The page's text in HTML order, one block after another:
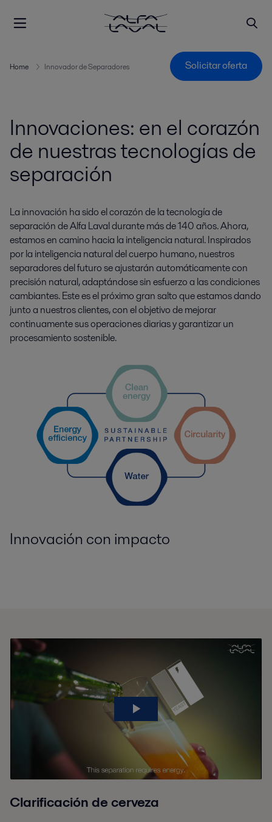
Home Innovador de Separadores Solicitar oferta
Innovaciones: en el corazón
de nuestras tecnologías de
separación
La innovación ha sido el corazón de la tecnología de
separación de Alfa Laval durante más de 140 años. Ahora,
estamos en camino hacia la inteligencia natural. Inspirados
por la inteligencia natural del cuerpo humano, nuestros
separadores del futuro se ajustarán automáticamente con
precisión natural, adaptándose sin esfuerzo a las condiciones
cambiantes. Este es el próximo gran salto que estamos dando
junto a nuestros clientes, con el objetivo de mejorar
continuamente sus operaciones diarias y garantizar un
procesamiento sostenible.
Innovación con impacto
Clarificación de cerveza